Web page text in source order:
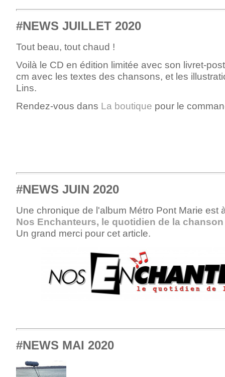
#NEWS JUILLET 2020
Tout beau, tout chaud !
Voilà le CD en édition limitée avec son livret-
cm avec les textes des chansons, et les
Lins.
Rendez-vous dans La boutique pour le
#NEWS JUIN 2020
Une chronique de l'album Métro Pont Marie est
Nos Enchanteurs, le quotidien de la chanson
Un grand merci pour cet article.
#NEWS MAI 2020